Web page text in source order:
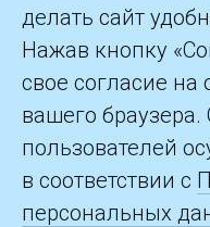
©2026 ПАО «Газпром»
Контакты
делать сайт
Нажав кнопку
свое согласие на
вашего
пользователей
в соответствии с
персональных